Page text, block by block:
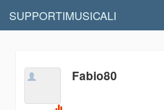
SUPPORTIMUSICALI
Fabio80